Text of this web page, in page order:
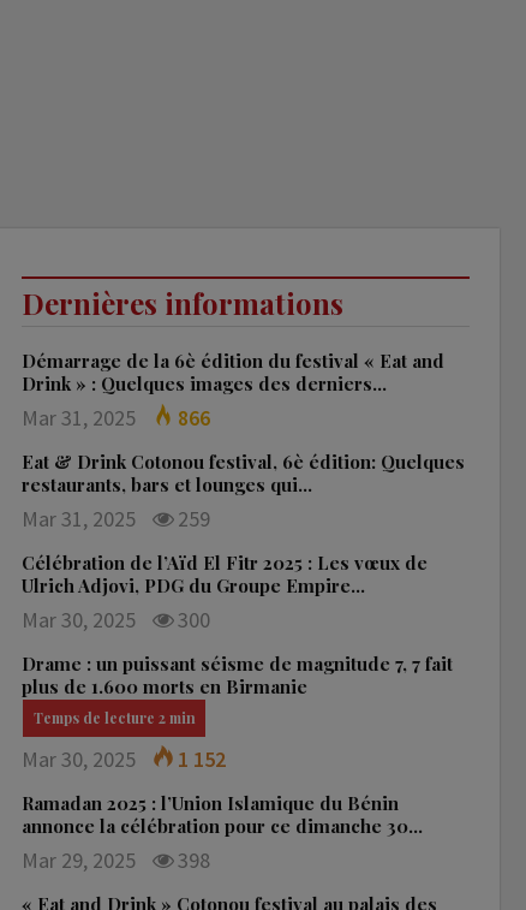
Dernières informations
Démarrage de la 6è édition du festival « Eat and
Drink » : Quelques images des derniers…
Mar 31, 2025 866
Eat & Drink Cotonou festival, 6è édition: Quelques
restaurants, bars et lounges qui…
Mar 31, 2025 259
Célébration de l’Aïd El Fitr 2025 : Les vœux de
Ulrich Adjovi, PDG du Groupe Empire…
Mar 30, 2025 300
Drame : un puissant séisme de magnitude 7, 7 fait
plus de 1.600 morts en Birmanie
Mar 30, 2025 1 152
Ramadan 2025 : l’Union Islamique du Bénin
annonce la célébration pour ce dimanche 30…
Mar 29, 2025 398
« Eat and Drink » Cotonou festival au palais des